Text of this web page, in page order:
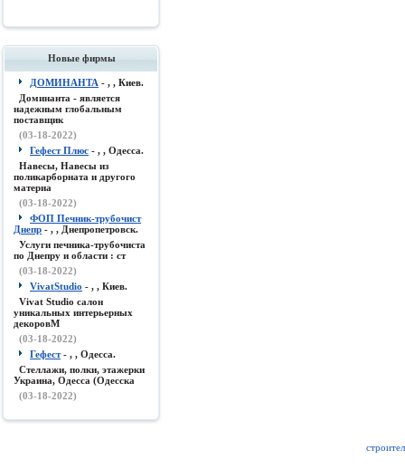
Новые фирмы
ДОМИНАНТА - , , Киев.
Доминанта - является
надежным глобальным
поставщик
(03-18-2022)
Гефест Плюс - , , Одесса.
Навесы, Навесы из
поликарборната и другого
материа
(03-18-2022)
ФОП Печник-трубочист
Днепр - , , Днепропетровск.
Услуги печника-трубочиста
по Днепру и области : ст
(03-18-2022)
VivatStudio - , , Киев.
Vivat Studio салон
уникальных интерьерных
декоровМ
(03-18-2022)
Гефест- , , Одесса.
Стеллажи, полки, этажерки
Украина, Одесса (Одесска
(03-18-2022)